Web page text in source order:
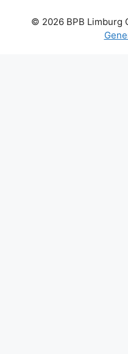
© 2026 BPB Limburg